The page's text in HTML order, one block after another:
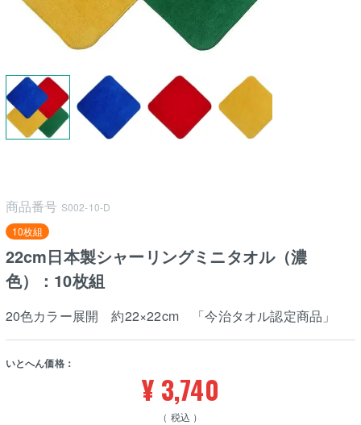
商品番号 S002-10-D
10枚組
22cm日本製シャーリングミニタオル（濃
色）：10枚組
20色カラー展開 約22×22cm 「今治タオル認定商品」
いとへん価格：
¥ 3,740
税込